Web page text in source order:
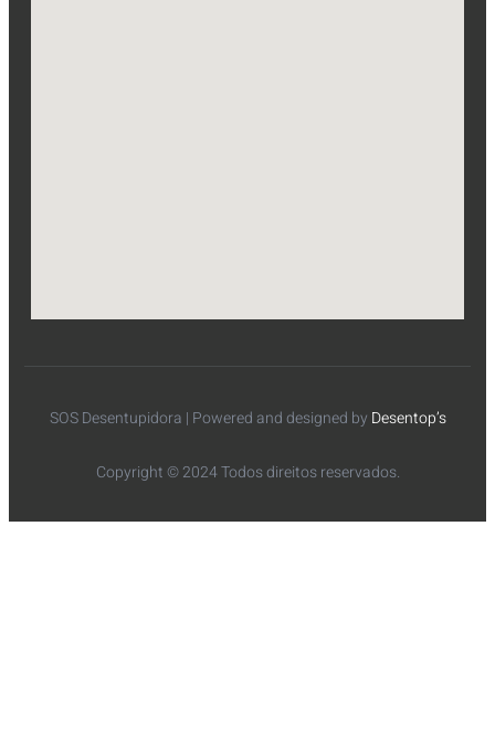
SOS Desentupidora | Powered and designed by Desentop’s
Copyright © 2024 Todos direitos reservados.